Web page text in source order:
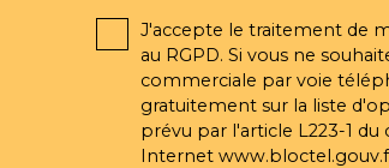
J'accepte le traitement de
au RGPD. Si vous ne
commerciale par voie
gratuitement sur la liste
prévu par l'article L223-1
Internet